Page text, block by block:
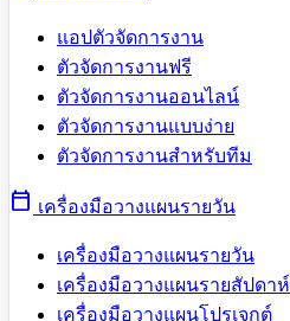
แอปตัวจัดการงาน
ตัวจัดการงานฟรี
ตัวจัดการงานออนไลน์
ตัวจัดการงานแบบง่าย
ตัวจัดการงานสำหรับทีม
calendar_today เครื่องมือวางแผนรายวัน
เครื่องมือวางแผนรายวัน
เครื่องมือวางแผนรายสัปดาห์
เครื่องมือวางแผนโปรเจกต์